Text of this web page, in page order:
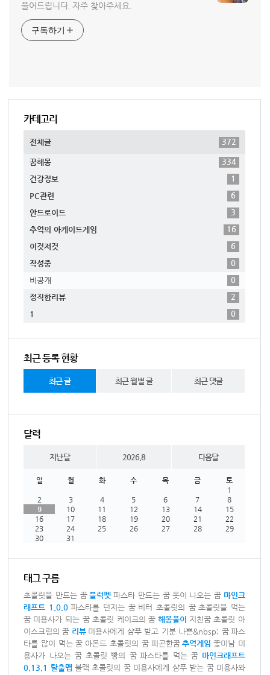
풀어드립니다. 자주 찾아주세요.
구독하기
카테고리
전체글 372
꿈해몽
334
건강정보
1
PC관련
6
안드로이드
3
추억의 아케이드게임
16
이것저것
6
작성중
0
비공개
0
정직한리뷰
2
1
0
최근 등록 현황
최근 글 최근 월별 글 최근 댓글
달력
지난달 2026.8 다음달
일 월 화 수 목 금
토
1
2
3 4 5 6 7
8
9
10 11 12 13 14
15
16
17 18 19 20 21
22
23
24 25 26 27 28
29
30
31
태그 구름
초콜릿을 만드는 꿈 블럭펫 파스타 만드는 꿈 못이 나오는 꿈 마인크
래프트 1.0.0 파스타를 던지는 꿈 비터 초콜릿의 꿈 초콜릿을 먹는
꿈 미용사가 되는 꿈 초콜릿 케이크의 꿈 해몽풀이 지친꿈 초콜릿 아
이스크림의 꿈 리뷰 미용사에게 샴푸 받고 기분 나쁜&nbsp; 꿈 파스
타를 많이 먹는 꿈 아몬드 초콜릿의 꿈 피곤한꿈 추억게임 꽃미남 미
용사가 나오는 꿈 초콜릿 빵의 꿈 파스타를 먹는 꿈 마인크래프트
0.13.1 탈출맵 블랙 초콜릿의 꿈 미용사에게 샴푸 받는 꿈 미용사와